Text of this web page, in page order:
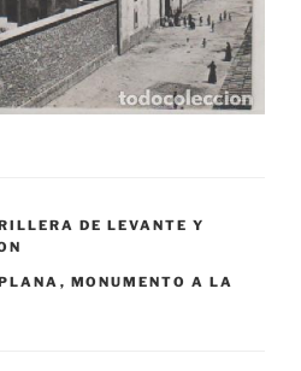
DE LEVANTE Y
, MONUMENTO A LA